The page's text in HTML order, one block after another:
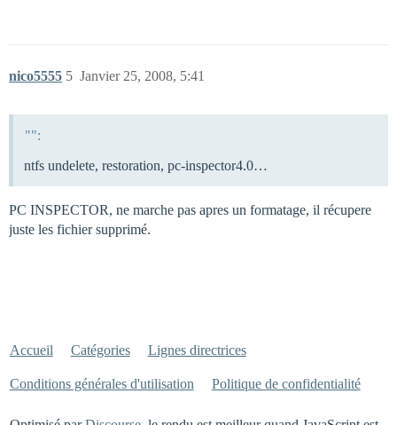
nico5555 Janvier 25, 2008, 5:41
5
"":
ntfs undelete, restoration, pc-inspector4.0…
PC INSPECTOR, ne marche pas apres un formatage, il récupere
juste les fichier supprimé.
Accueil Catégories Lignes directrices
Conditions générales d'utilisation Politique de confidentialité